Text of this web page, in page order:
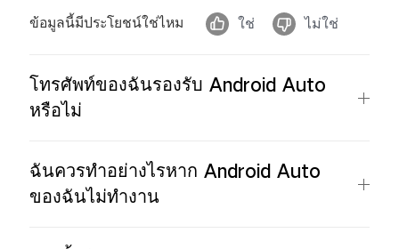
ข้อมูลนี้มีประโยชน์ใช่ไหม ใช่ ไม่ใช่
โทรศัพท์ของฉันรองรับ Android Auto
หรือไม่
ฉันควรทำอย่างไรหาก Android Auto
ของฉันไม่ทำงาน